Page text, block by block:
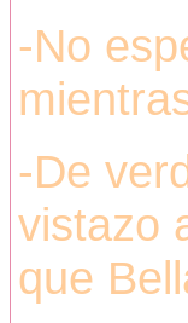
-No
-De
vistazo
que